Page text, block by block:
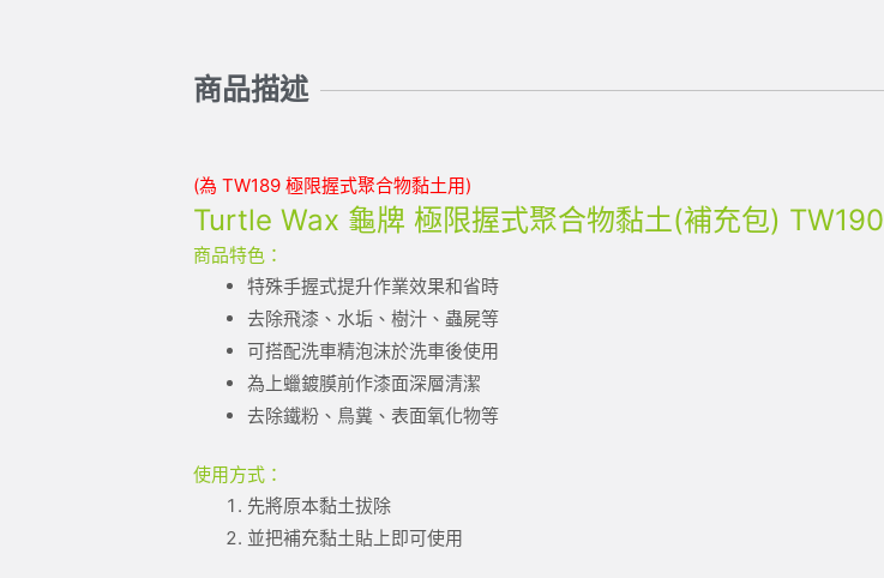
商品描述
(為 TW189 極限握式聚合物黏土用)
Turtle Wax 龜牌 極限握式聚合物黏土(補充包) TW190
商品特色：
特殊手握式提升作業效果和省時
去除飛漆、水垢、樹汁、蟲屍等
可搭配洗車精泡沫於洗車後使用
為上蠟鍍膜前作漆面深層清潔
去除鐵粉、鳥糞、表面氧化物等
使用方式：
先將原本黏土拔除
並把補充黏土貼上即可使用